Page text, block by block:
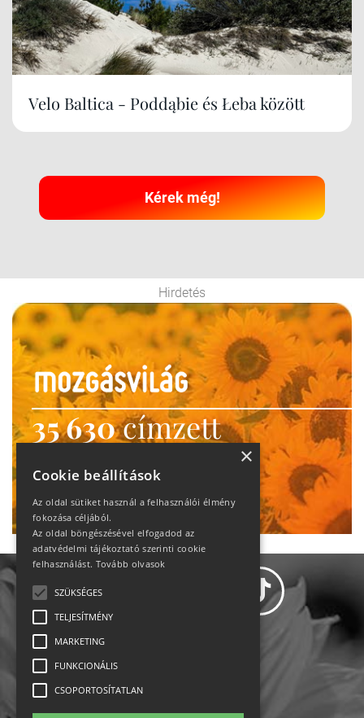
Velo Baltica - Poddąbie és Łeba között
Kérek még!
Hirdetés
35 630címzett
heti motiváció
Ne maradj le!
Állásajánlatok
×
Cookie beállítások
Az oldal sütiket használ a felhasználói élmény
fokozása céljából.
Az oldal böngészésével elfogadod az
adatvédelmi tájékoztató szerinti cookie
felhasználást. Tovább olvasok
SZÜKSÉGES
TELJESÍTMÉNY
MARKETING
FUNKCIONÁLIS
CSOPORTOSÍTATLAN